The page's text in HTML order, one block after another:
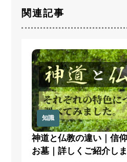
す。
3)
サービス向上を目的とした各
4)
ウェブサイトその他各種媒体
の分析業務実施のため
各種サービスの企画・開発や
アンケート調査等の実施のため
6)
商品・サービス等の各種連絡
ルマガジン・お知らせ等の配信
7)
お問い合わせ、ご相談に対応す
8)
広告の表示のため
9)
その他、上記利用目的に付随す
関連記事
知識
神道と仏教の違い｜信
お墓｜詳しくご紹介し